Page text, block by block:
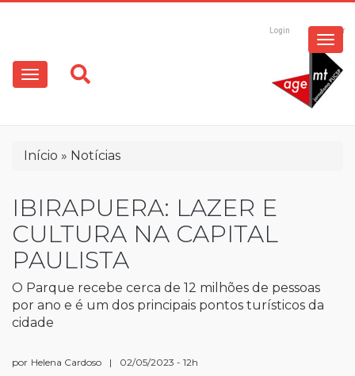
conteúdo
principal
Login Registrar
Main
navigation
Trilha
navegação
Início Notícias
IBIRAPUERA: LAZER E
CULTURA NA CAPITAL
PAULISTA
O Parque recebe cerca de 12 milhões de pessoas
por ano e é um dos principais pontos turísticos da
cidade
por Helena Cardoso | 02/05/2023 - 12h